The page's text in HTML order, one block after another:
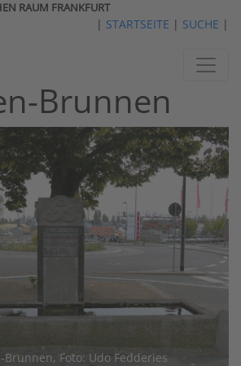
RAUM FRANKFURT
| STARTSEITE | SUCHE |
Brunnen
Brunnen, Foto: Udo Fedderies